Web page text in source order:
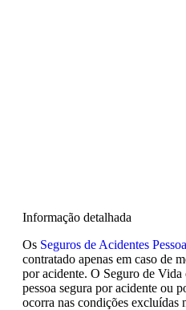
Informação detalhada
Os Seguros de Acidentes
contratado apenas em caso de
por acidente. O Seguro de Vida
pessoa segura por acidente ou
ocorra nas condições excluídas